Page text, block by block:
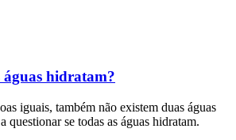
águas hidratam?
iguais, também não existem duas águas
questionar se todas as águas hidratam.